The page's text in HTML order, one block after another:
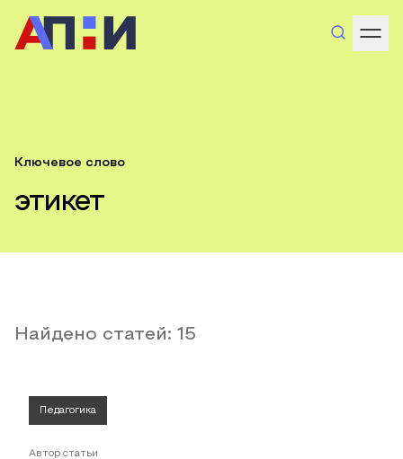
Ключевое слово
этикет
Найдено статей: 15
Педагогика
Автор статьи